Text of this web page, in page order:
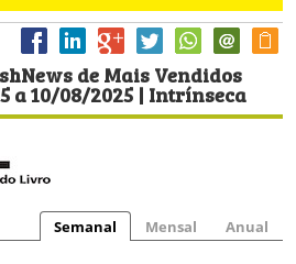
de Mais Vendidos
a 10/08/2025 | Intrínseca
Semanal Mensal Anual